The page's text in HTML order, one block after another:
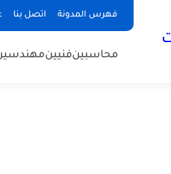
فهرس المدونة اتصل بنا
محاسبينفنيين